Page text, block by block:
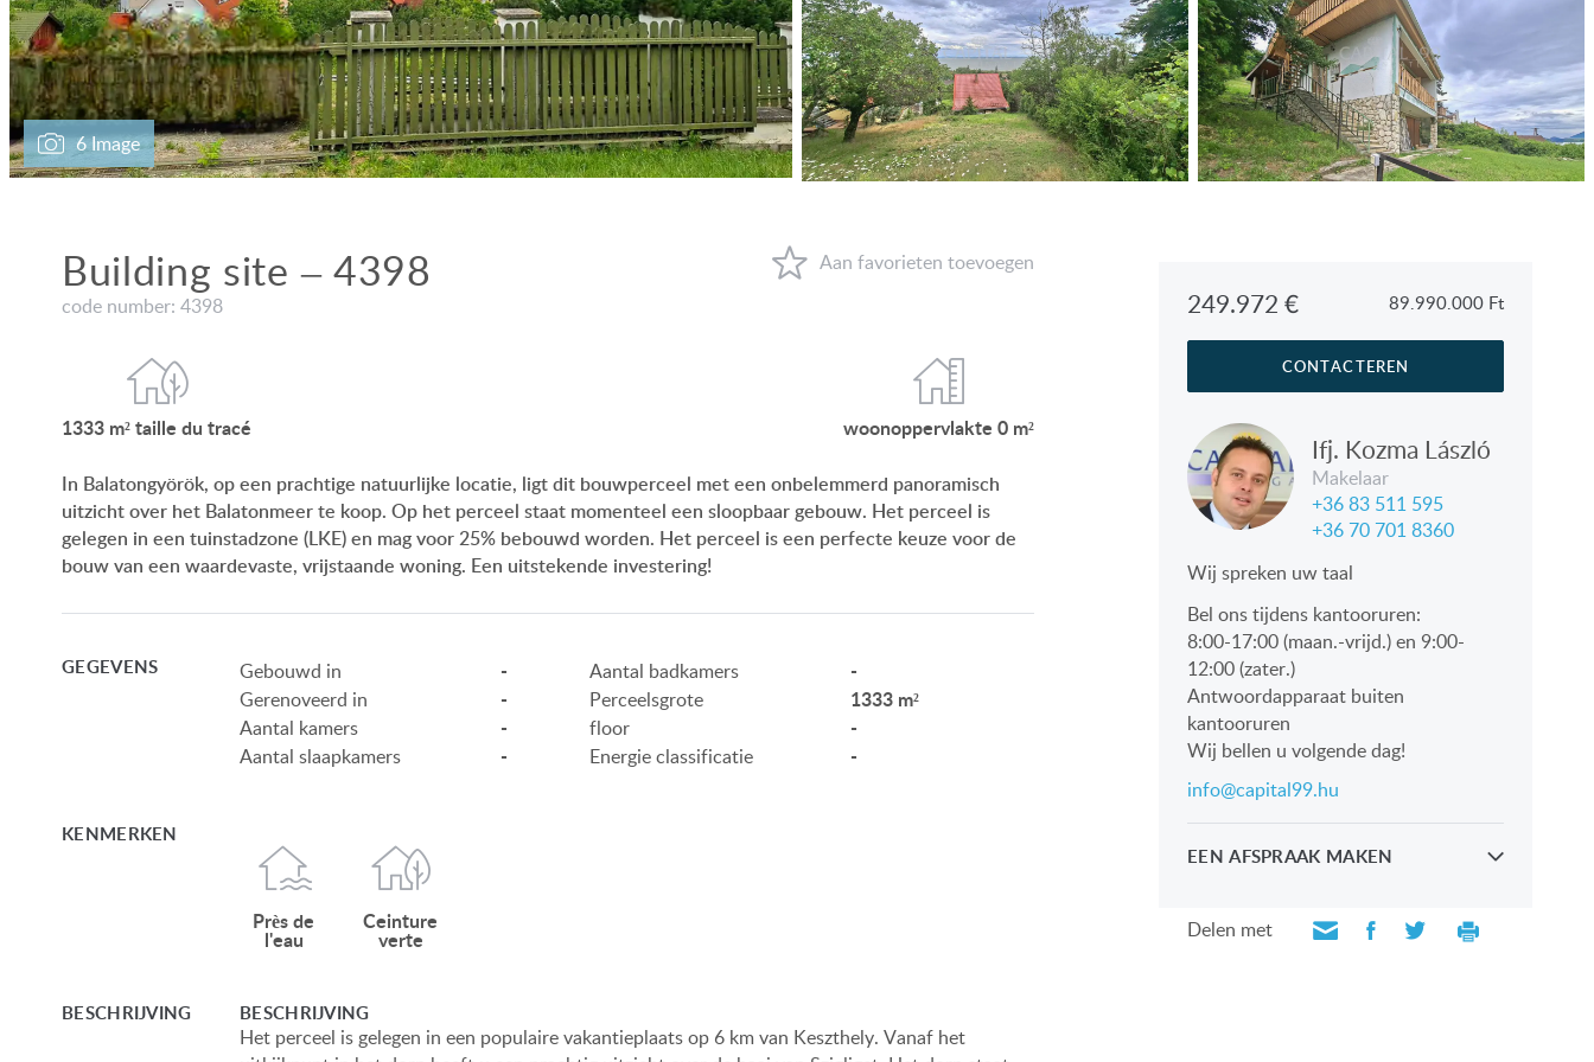
6 Image
249.972 € 89.990.000 Ft
CONTACTEREN
Ifj. Kozma László
Makelaar
+36 83 511 595
+36 70 701 8360
Wij spreken uw taal
Bel ons tijdens kantooruren:
8:00-17:00 (maan.-vrijd.) en 9:00-
12:00 (zater.)
Antwoordapparaat buiten
kantooruren
Wij bellen u volgende dag!
info@capital99.hu
EEN AFSPRAAK MAKEN
professionals
Delen met
Building site – 4398
code number: 4398
1333 m²taille du tracé woonoppervlakte 0 m²
In Balatongyörök, op een prachtige natuurlijke locatie, ligt dit bouwperceel met een onbelemmerd panoramisch
uitzicht over het Balatonmeer te koop. Op het perceel staat momenteel een sloopbaar gebouw. Het perceel is
gelegen in een tuinstadzone (LKE) en mag voor 25% bebouwd worden. Het perceel is een perfecte keuze voor de
bouw van een waardevaste, vrijstaande woning. Een uitstekende investering!
GEGEVENS Gebouwd in -
Gerenoveerd in -
Aantal kamers -
Aantal slaapkamers -
Aantal badkamers -
Perceelsgrote 1333 m²
floor -
Energie classificatie -
KENMERKEN
Près de
l'eau
Ceinture
verte
BESCHRIJVING BESCHRIJVING
Het perceel is gelegen in een populaire vakantieplaats op 6 km van Keszthely. Vanaf het
VIEW ON LAKE BALATON
NEAR THE THERMAL BATH
SWIMMING-POOL
NEW FAMILY HOUSE
FAMILY HOUSE IN GREEN BELT
CONTACT
ONZE KLANTEN
AANKOOPINFORMATIE
GEBRUIKSEIGENDOM